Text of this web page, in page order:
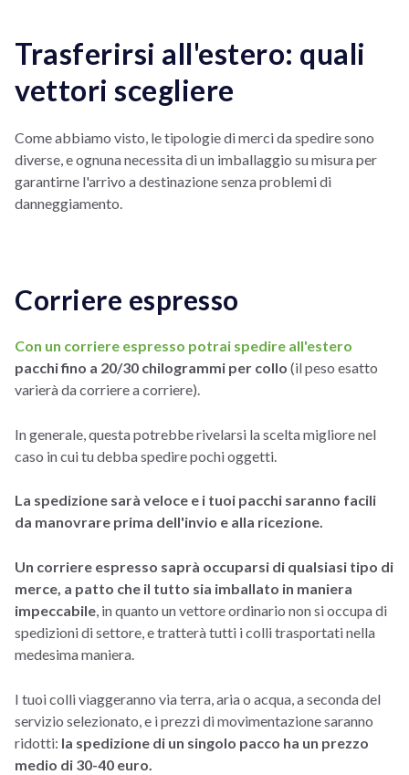
Trasferirsi all'estero: quali
vettori scegliere
Come abbiamo visto, le tipologie di merci da spedire sono
diverse, e ognuna necessita di un imballaggio su misura per
garantirne l'arrivo a destinazione senza problemi di
danneggiamento.
Corriere espresso
Con un corriere espresso potrai spedire all'estero
pacchi fino a 20/30 chilogrammi per collo (il peso esatto
varierà da corriere a corriere).
In generale, questa potrebbe rivelarsi la scelta migliore nel
caso in cui tu debba spedire pochi oggetti.
La spedizione sarà veloce e i tuoi pacchi saranno facili
da manovrare prima dell'invio e alla ricezione.
Un corriere espresso saprà occuparsi di qualsiasi tipo di
merce, a patto che il tutto sia imballato in maniera
impeccabile, in quanto un vettore ordinario non si occupa di
spedizioni di settore, e tratterà tutti i colli trasportati nella
medesima maniera.
I tuoi colli viaggeranno via terra, aria o acqua, a seconda del
servizio selezionato, e i prezzi di movimentazione saranno
ridotti: la spedizione di un singolo pacco ha un prezzo
medio di 30-40 euro.